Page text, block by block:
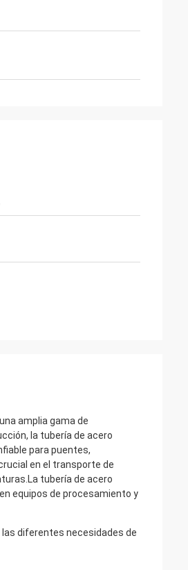
amplia gama de
la tubería de acero
para puentes,
en el transporte de
tubería de acero
equipos de procesamiento y
diferentes necesidades de